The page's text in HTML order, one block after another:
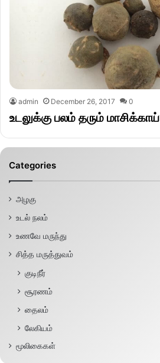
admin December 26, 2017 0
உடலுக்கு பலம் தரும் மாசிக்காய்
Categories
அழகு
உடல் நலம்
உணவே மருந்து
சித்த மருத்துவம்
குடிநீர்
சூரணம்
தைலம்
லேகியம்
மூலிகைகள்